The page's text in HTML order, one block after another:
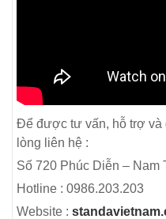
Để được tư vấn, hỗ trợ và
lòng liên hệ :
Số 720 Phúc Diễn – Nam
Hotline : 0986.203.203
Website :